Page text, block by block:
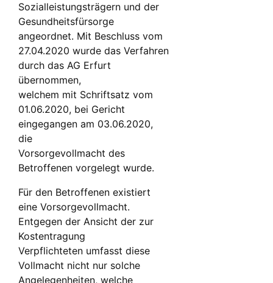
Sozialleistungsträgern und der
Gesundheitsfürsorge
angeordnet. Mit Beschluss vom
27.04.2020 wurde das Verfahren
durch das AG Erfurt
übernommen,
welchem mit Schriftsatz vom
01.06.2020, bei Gericht
eingegangen am 03.06.2020,
die
Vorsorgevollmacht des
Betroffenen vorgelegt wurde.
Für den Betroffenen existiert
eine Vorsorgevollmacht.
Entgegen der Ansicht der zur
Kostentragung
Verpflichteten umfasst diese
Vollmacht nicht nur solche
Angelegenheiten, welche